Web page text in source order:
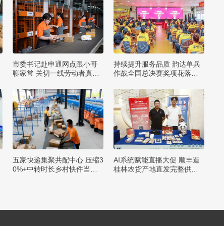
市委书记赴申通网点跟小哥
聊家常 关切一线劳动者真诉
持续提升服务品质 韵达单兵
作战全国总决赛奖项花落各
五家快递集聚共配中心 压缩3
0%+中转时长乡村快件当日
AI系统赋能直播大促 顺丰造
桂林农货产地直发完整供应